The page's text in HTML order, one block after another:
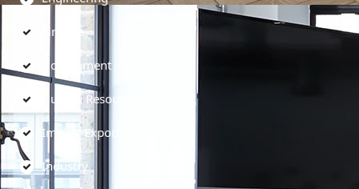
Finance
Government
Human Resources
Import-Export
Industry